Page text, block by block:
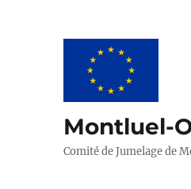
Montluel-
Comité de Jumelage de